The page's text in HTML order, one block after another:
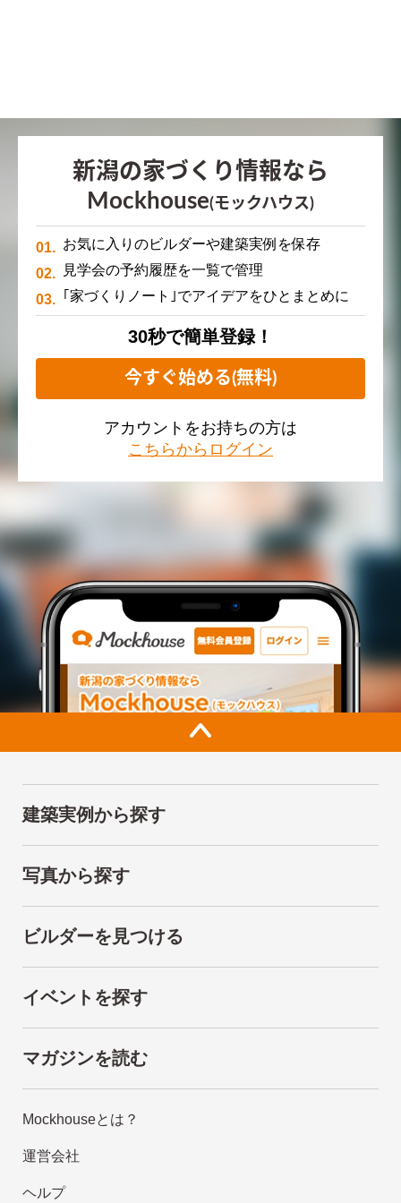
新潟の家づくり情報なら
Mockhouse(モックハウス)
お気に入りのビルダーや建築実例を保存
見学会の予約履歴を一覧で管理
｢家づくりノート｣でアイデアをひとまとめに
30秒で簡単登録！
今すぐ始める(無料)
アカウントをお持ちの方は
こちらからログイン
建築実例から探す
写真から探す
ビルダーを見つける
イベントを探す
マガジンを読む
Mockhouseとは？
運営会社
ヘルプ